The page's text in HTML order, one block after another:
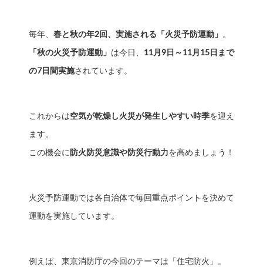
毎年、 春と秋の年2回、実施される「火災予防運動」 。
「秋の火災予防運動」 は今日、 11月9日～11月15日まで
の7日間実施されています。
これからは空気が乾燥し火災が発生しやすい時季を迎え
ます。
この機会に防火防災意識や防災行動力を高めましょう！
火災予防運動では各自治体で毎回重点ポイントを決めて
運動を実施しています。
例えば、東京消防庁の今回のテーマは「住宅防火」。